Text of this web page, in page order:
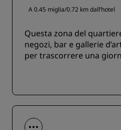
A 0.45 miglia/0.72 km dall’hotel
Questa zona del
negozi, bar e gallerie
per trascorrere una